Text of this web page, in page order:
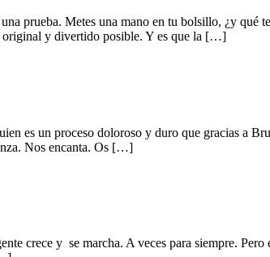
prueba. Metes una mano en tu bolsillo, ¿y qué
original y divertido posible. Y es que la […]
es un proceso doloroso y duro que gracias a
Nos encanta. Os […]
crece y se marcha. A veces para siempre.